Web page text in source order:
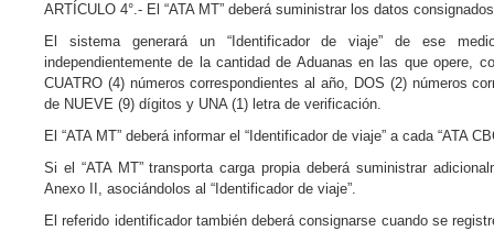
ARTÍCULO 4°.- El “ATA MT” deberá suministrar los datos
El sistema generará un “Identificador de viaje” de ese
independientemente de la cantidad de Aduanas en las que opere,
CUATRO (4) números correspondientes al año, DOS (2) números
de NUEVE (9) dígitos y UNA (1) letra de verificación.
El “ATA MT” deberá informar el “Identificador de viaje” a cada “ATA
Si el “ATA MT” transporta carga propia deberá suministrar
Anexo II, asociándolos al “Identificador de viaje”.
El referido identificador también deberá consignarse cuando se